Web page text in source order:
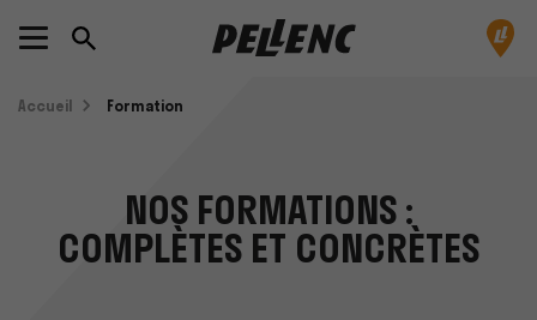
Accueil Formation
NOS FORMATIONS :
COMPLÈTES ET CONCRÈTES